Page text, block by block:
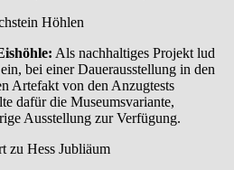
Als nachhaltiges Projekt lud
bei einer Dauerausstellung in den
Artefakt von den Anzugtests
dafür die Museumsvariante,
Ausstellung zur Verfügung.